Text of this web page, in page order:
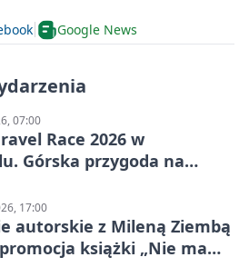
Google News
07:00
Race 2026 w
Górska przygoda na
17:00
autorskie z Mileną Ziembą
książki „Nie mam